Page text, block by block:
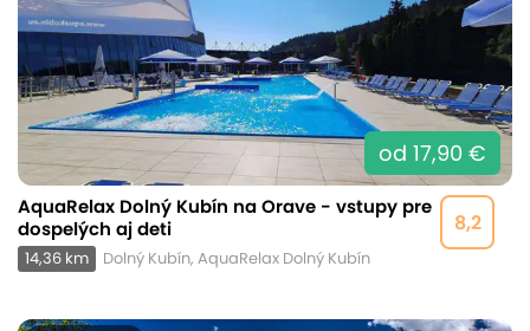
od 17,90 €
8,2
AquaRelax Dolný Kubín na Orave - vstupy pre
dospelých aj deti
14,36 km Dolný Kubín, AquaRelax Dolný Kubín